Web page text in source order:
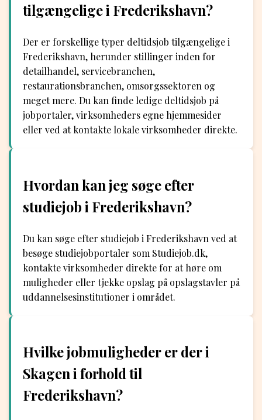
tilgængelige i Frederikshavn?
Der er forskellige typer deltidsjob tilgængelige i
Frederikshavn, herunder stillinger inden for
detailhandel, servicebranchen,
restaurationsbranchen, omsorgssektoren og
meget mere. Du kan finde ledige deltidsjob på
jobportaler, virksomheders egne hjemmesider
eller ved at kontakte lokale virksomheder direkte.
Hvordan kan jeg søge efter
studiejob i Frederikshavn?
Du kan søge efter studiejob i Frederikshavn ved at
besøge studiejobportaler som Studiejob.dk,
kontakte virksomheder direkte for at høre om
muligheder eller tjekke opslag på opslagstavler på
uddannelsesinstitutioner i området.
Hvilke jobmuligheder er der i
Skagen i forhold til
Frederikshavn?